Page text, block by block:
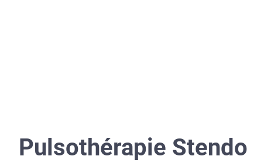
Pulsothérapie Stendo